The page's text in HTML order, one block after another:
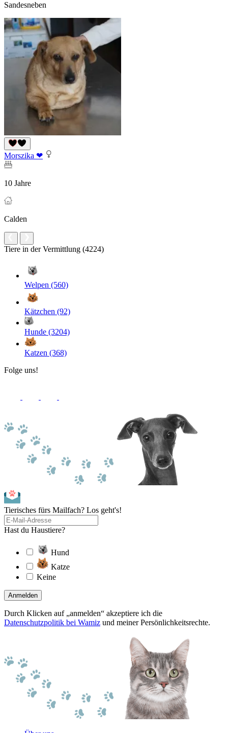
Sandesneben
Morszika ❤
10 Jahre
Calden
Tiere in der Vermittlung (4224)
Welpen (560)
Kätzchen (92)
Hunde (3204)
Katzen (368)
Folge uns!
Tierisches fürs Mailfach? Los geht's!
Hast du Haustiere?
Hund
Katze
Keine
Anmelden
Durch Klicken auf „anmelden“ akzeptiere ich die
Datenschutzpolitik bei Wamiz und meiner Persönlichkeitsrechte.